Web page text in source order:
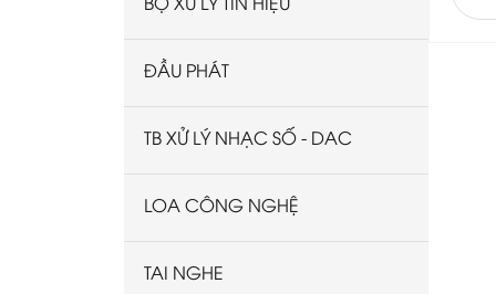
BỘ XỬ LÝ TÍN HIỆU
ĐẦU PHÁT
TB XỬ LÝ NHẠC SỐ - DAC
LOA CÔNG NGHỆ
TAI NGHE